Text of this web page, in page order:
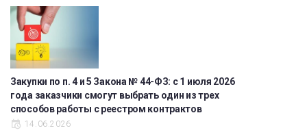
Закупки по п. 4 и 5 Закона № 44-ФЗ: с 1 июля 2026
года заказчики смогут выбрать один из трех
способов работы с реестром контрактов
14.06.2026